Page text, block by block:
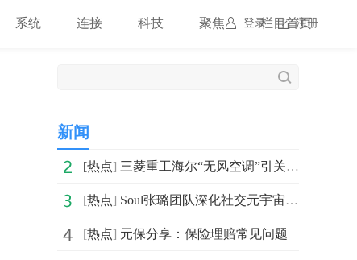
登录 注册
系统 连接 科技 聚焦 栏目首页
新闻
[热点] 三菱重工海尔“无风空调”引关注，黑科技受热捧!
[热点] Soul张璐团队深化社交元宇宙安全举措 防护精准让用户安
[热点] 元保分享：保险理赔常见问题